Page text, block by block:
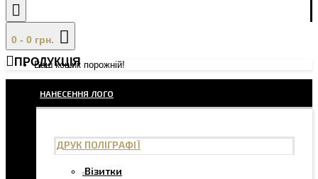
0 - 0 грн.
Ваш кошик порожній!
ПРОДУКЦІЯ
НАНЕСЕННЯ ЛОГО
ДРУК ПОЛІГРАФІЇ
Візитки